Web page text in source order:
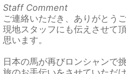
Staff Comment
ご連絡いただき、ありがとう
現地スタッフにも伝えさせて
思います。
日本の馬が再びロンシャンで